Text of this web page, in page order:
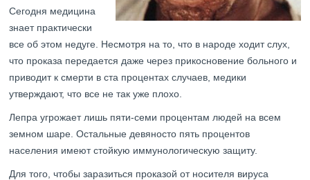
Сегодня медицина
знает практически
все об этом недуге. Несмотря на то, что в народе ходит слух,
что проказа передается даже через прикосновение больного и
приводит к смерти в ста процентах случаев, медики
утверждают, что все не так уже плохо.
Лепра угрожает лишь пяти-семи процентам людей на всем
земном шаре. Остальные девяносто пять процентов
населения имеют стойкую иммунологическую защиту.
Для того, чтобы заразиться проказой от носителя вируса